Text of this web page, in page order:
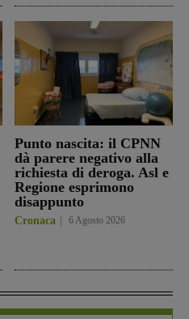
Punto nascita: il CPNN
dà parere negativo alla
richiesta di deroga. Asl e
Regione esprimono
disappunto
Cronaca 6 Agosto 2026